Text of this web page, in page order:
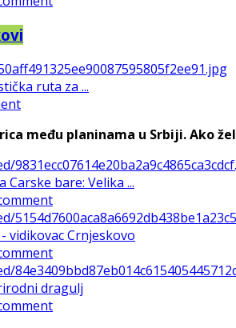
ruta za ...
među planinama u Srbiji. Ako
Carske bare: Velika ...
vidikovac Crnjeskovo
dragulj